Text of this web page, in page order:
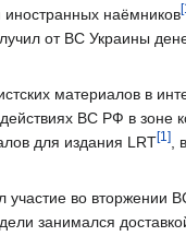
иностранных наёмников
от ВС Украины
материалов в
ВС РФ в зоне
для издания LRT[1],
участие во
занимался